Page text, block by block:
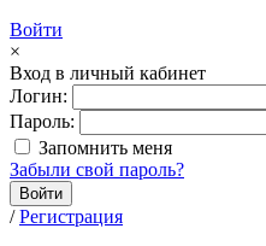
Войти
×
Вход в личный кабинет
Логин:
Пароль:
Запомнить меня
Забыли свой пароль?
Войти
/ Регистрация